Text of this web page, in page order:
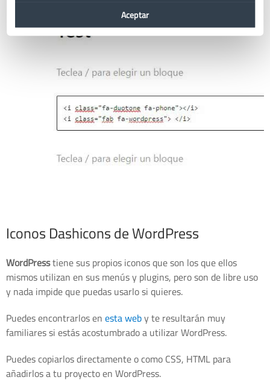
Iconos Dashicons de WordPress
WordPresstiene sus propios iconos que son los que ellos
mismos utilizan en sus menús y plugins, pero son de libre uso
y nada impide que puedas usarlo si quieres.
Puedes encontrarlos enesta weby te resultarán muy
familiares si estás acostumbrado a utilizar WordPress.
Puedes copiarlos directamente o como CSS, HTML para
añadirlos a tu proyecto en WordPress.
Aceptar